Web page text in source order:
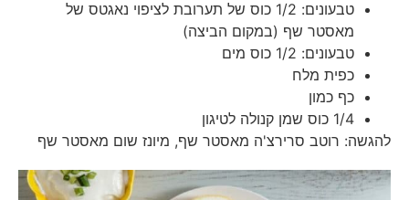
טבעונים: 1/2 כוס של תערובת לציפוי נאגטס של
מאסטר שף (במקום הביצה)
טבעונים: 1/2 כוס מים
כפית מלח
כף כמון
1/4 כוס שמן קנולה לטיגון
להגשה: רוטב סרירצ'ה מאסטר שף, מיונז שום מאסטר שף